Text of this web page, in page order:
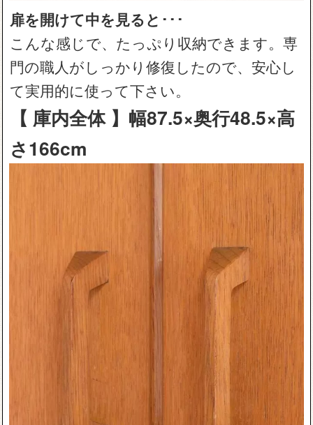
扉を開けて中を見ると･･･
こんな感じで、たっぷり収納できます。専
門の職人がしっかり修復したので、安心し
て実用的に使って下さい。
【 庫内全体 】幅87.5×奥行48.5×高
さ166cm